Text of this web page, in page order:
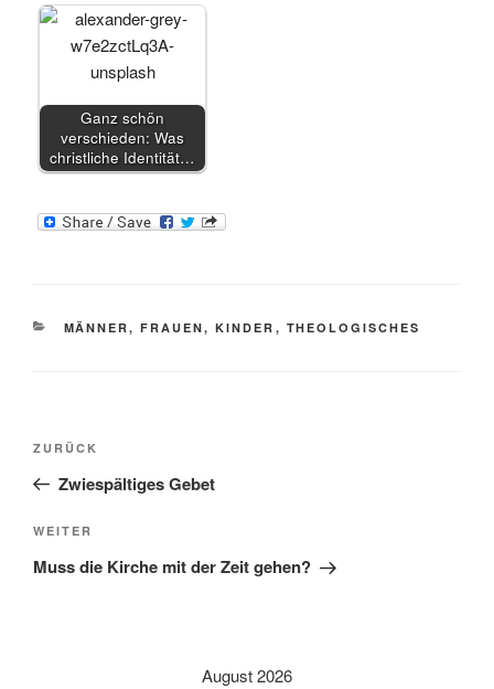
Ganz schön
verschieden: Was
christliche Identität…
KATEGORIEN
MÄNNER, FRAUEN, KINDER , THEOLOGISCHES
Beitragsnavigation
Vorheriger
Beitrag
ZURÜCK
Zwiespältiges Gebet
Nächster
Beitrag
WEITER
Muss die Kirche mit der Zeit gehen?
August 2026